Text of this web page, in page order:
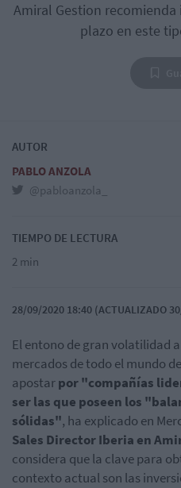
Amiral Gestion
plazo en este
AUTOR
PABLO ANZOLA
@pabloanzola_
TIEMPO DE LECTURA
2 min
28/09/2020 18:40 (ACTUALIZADO
El entono de gran volatilidad
mercados de todo el mundo
apostarpor "compañías
ser las que poseen los
sólidas", ha explicado en
Sales Director Iberia en
considera que la clave para
contexto actual son las